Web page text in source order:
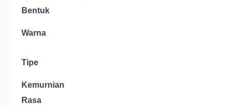
Bentuk
Warna
Tipe
Kemurnian
Rasa